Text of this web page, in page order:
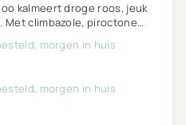
kalmeert droge roos, jeuk
climbazole, piroctone
kwetsbare hoofdhuiden.
morgen in huis
morgen in huis